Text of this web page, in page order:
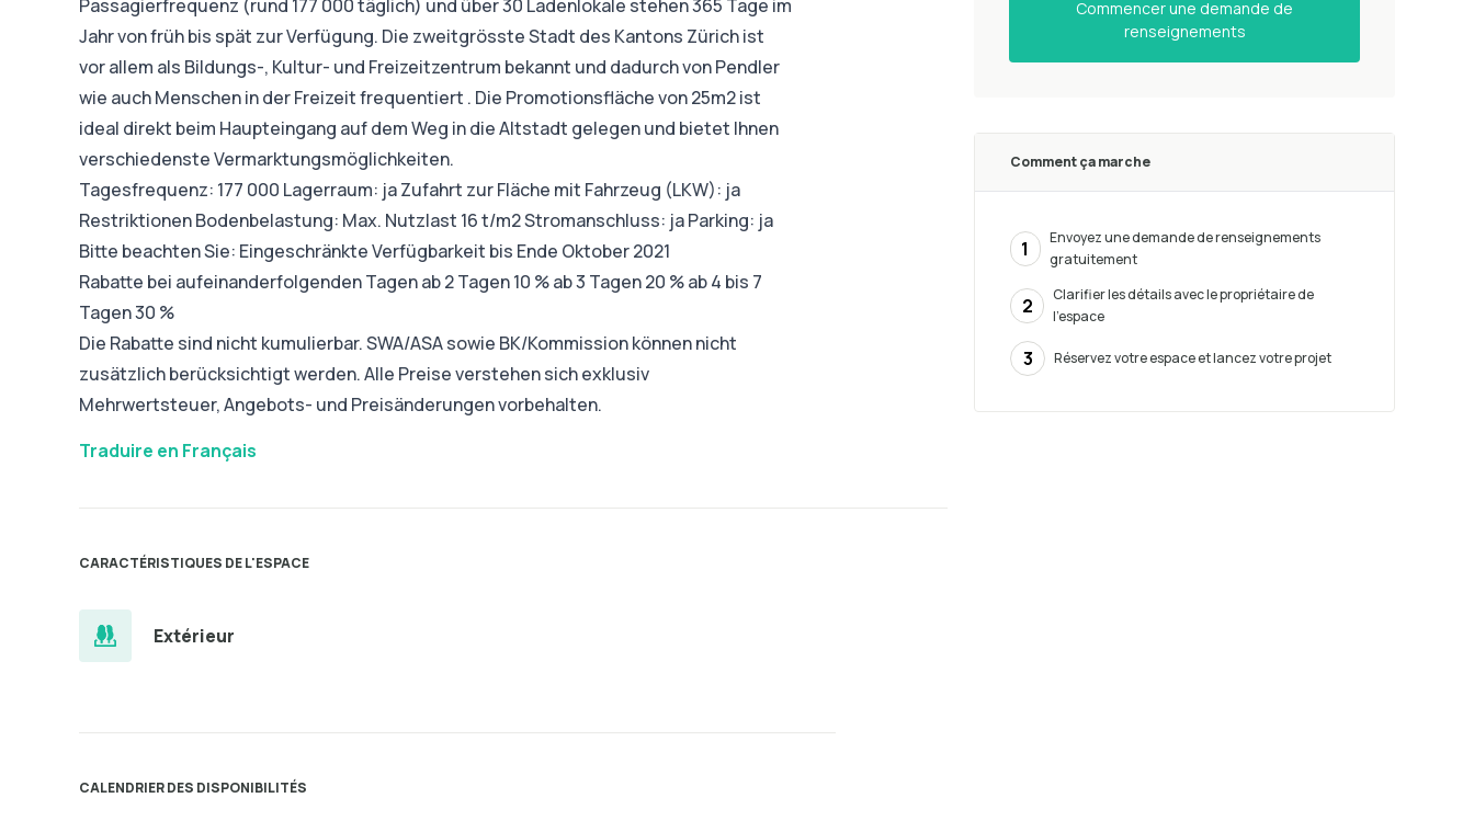
Passagierfrequenz (rund 177 000 täglich) und über 30 Ladenlokale stehen 365 Tage im
Jahr von früh bis spät zur Verfügung. Die zweitgrösste Stadt des Kantons Zürich ist
vor allem als Bildungs-, Kultur- und Freizeitzentrum bekannt und dadurch von Pendler
wie auch Menschen in der Freizeit frequentiert . Die Promotionsfläche von 25m2 ist
ideal direkt beim Haupteingang auf dem Weg in die Altstadt gelegen und bietet Ihnen
verschiedenste Vermarktungsmöglichkeiten.
Tagesfrequenz: 177 000 Lagerraum: ja Zufahrt zur Fläche mit Fahrzeug (LKW): ja
Restriktionen Bodenbelastung: Max. Nutzlast 16 t/m2 Stromanschluss: ja Parking: ja
Bitte beachten Sie: Eingeschränkte Verfügbarkeit bis Ende Oktober 2021
Rabatte bei aufeinanderfolgenden Tagen ab 2 Tagen 10 % ab 3 Tagen 20 % ab 4 bis 7
Tagen 30 %
Die Rabatte sind nicht kumulierbar. SWA/ASA sowie BK/Kommission können nicht
zusätzlich berücksichtigt werden. Alle Preise verstehen sich exklusiv
Mehrwertsteuer, Angebots- und Preisänderungen vorbehalten.
Traduire en Français
CARACTÉRISTIQUES DE L'ESPACE
Extérieur
CALENDRIER DES DISPONIBILITÉS
Commencer une demande de
renseignements
Comment ça marche
1
Envoyez une demande de renseignements
gratuitement
2
Clarifier les détails avec le propriétaire de
l’espace
3 Réservez votre espace et lancez votre projet